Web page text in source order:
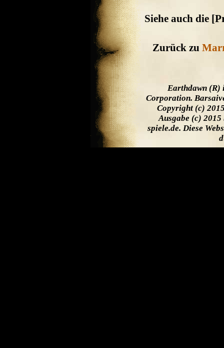
Siehe auch die
Zurück zu
Earthdawn (R)
Corporation.
Copyright (c)
Ausgabe (c) 2015
spiele.de. Diese